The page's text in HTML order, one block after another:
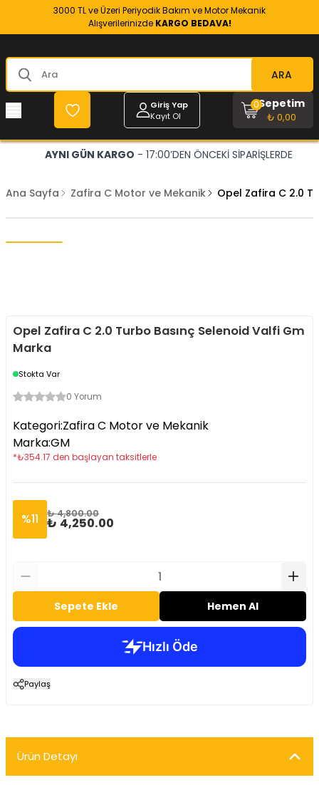
3000 TL ve Üzeri Periyodik Bakım ve Motor Mekanik
Alışverilerinizde KARGO BEDAVA!
ARA
Giriş Yap
Kayıt Ol
Sepetim
₺ 0,00
0
AYNI GÜN KARGO - 17:00’DEN ÖNCEKİ SİPARİŞLERDE
Ana Sayfa Zafira C Motor ve Mekanik Opel Zafira C 2.0
Opel Zafira C 2.0 Turbo Basınç Selenoid Valfi Gm
Marka
Stokta Var
0 Yorum
Kategori:Zafira C Motor ve Mekanik
Marka:GM
*₺354.17 den başlayan taksitlerle
%11 ₺ 4,800.00
₺ 4,250.00
Sepete Ekle Hemen Al
Paylaş
Ürün Detayı